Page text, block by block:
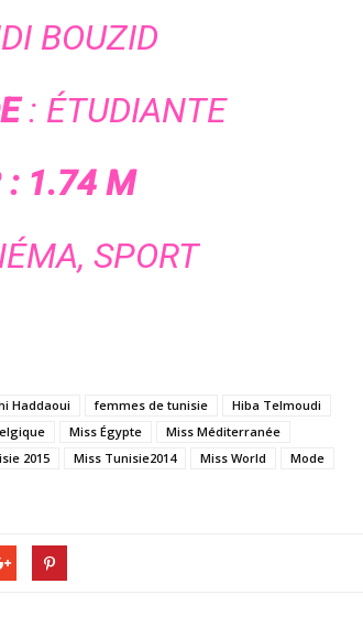
BOUZID
: ÉTUDIANTE
: 1.74 M
SPORT
Haddaoui femmes de tunisie
Hiba Telmoudi
Miss Égypte
Miss Méditerranée
2015 Miss Tunisie2014 Miss World
Mode